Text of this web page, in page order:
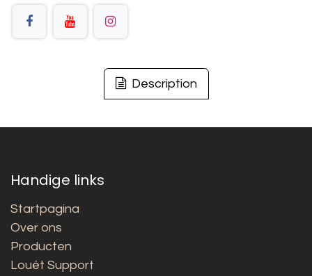
Description
Handige links
Startpagina
Over ons
Producten
Louët Support